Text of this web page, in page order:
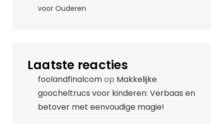
voor Ouderen
Laatste reacties
foolandfinalcomop Makkelijke
goocheltrucs voor kinderen: Verbaas en
betover met eenvoudige magie!